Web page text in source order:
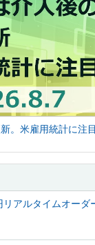
。米雇用統計に注目
リアルタイムオー